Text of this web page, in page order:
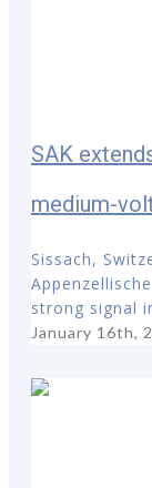
SAK
medium-
Sissach,
strong signal
January 16th,